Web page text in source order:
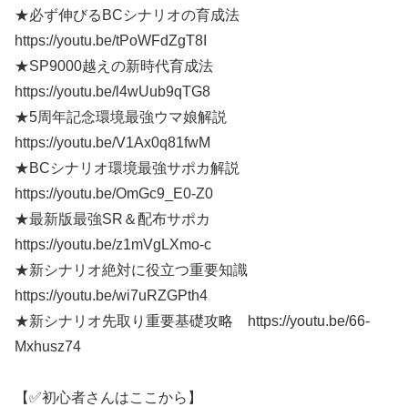
★必ず伸びるBCシナリオの育成法
https://youtu.be/tPoWFdZgT8I
★SP9000越えの新時代育成法
https://youtu.be/l4wUub9qTG8
★5周年記念環境最強ウマ娘解説
https://youtu.be/V1Ax0q81fwM
★BCシナリオ環境最強サポカ解説
https://youtu.be/OmGc9_E0-Z0
★最新版最強SR＆配布サポカ
https://youtu.be/z1mVgLXmo-c
★新シナリオ絶対に役立つ重要知識
https://youtu.be/wi7uRZGPth4
★新シナリオ先取り重要基礎攻略 https://youtu.be/66-
Mxhusz74
【✅初心者さんはここから】